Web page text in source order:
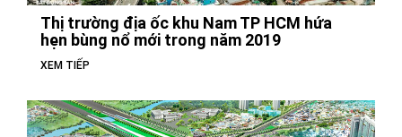
Thị trường địa ốc khu Nam TP HCM hứa
hẹn bùng nổ mới trong năm 2019
XEM TIẾP